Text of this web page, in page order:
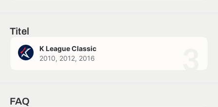
Titel
K League Classic
2010, 2012, 2016
FAQ